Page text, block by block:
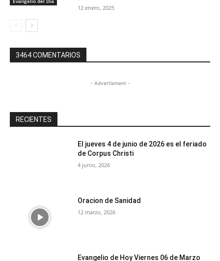
12 enero, 2025
3464 COMENTARIOS
- Advertisment -
RECIENTES
El jueves 4 de junio de 2026 es el feriado
de Corpus Christi
4 junio, 2026
Oracion de Sanidad
12 marzo, 2026
Evangelio de Hoy Viernes 06 de Marzo